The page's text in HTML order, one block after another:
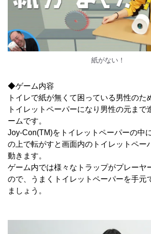
紙がない！
◆ゲーム内容
トイレで紙が無くて困っている男性のた
トイレットペーパーになり男性の元まで
ームです。
Joy-Con(TM)をトイレットペーパーの中
の上で転がすと画面内のトイレットペー
動きます。
ゲーム内では様々なトラップがプレーヤ
ので、うまくトイレットペーパーを手元
ましょう。